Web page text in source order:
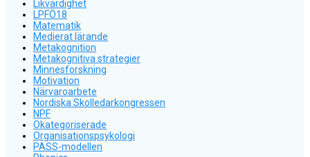
Likvärdighet
LPFÖ18
Matematik
Medierat lärande
Metakognition
Metakognitiva strategier
Minnesforskning
Motivation
Närvaroarbete
Nordiska Skolledarkongressen
NPF
Okategoriserade
Organisationspsykologi
PASS-modellen